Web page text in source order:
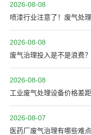
2026-08-08
喷漆行业注意了！废气处
2026-08-08
废气治理投入是不是浪费
2026-08-08
工业废气处理设备价格差
2026-08-07
医药厂废气治理有哪些难